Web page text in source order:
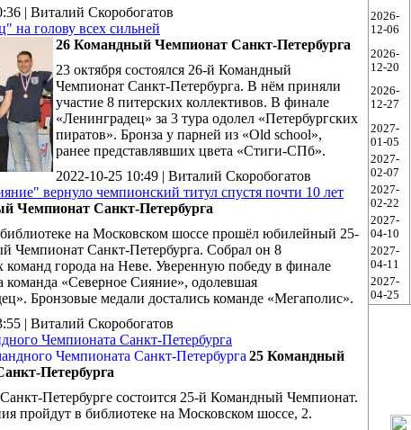
| Виталий Скоробогатов
на голову всех сильней
26 Командный Чемпионат Санкт-Петербурга
23 октября состоялся 26-й Командный
Чемпионат Санкт-Петербурга. В нём приняли
участие 8 питерских коллективов. В финале
«Ленинградец» за 3 тура одолел «Петербургских
пиратов». Бронза у парней из «Old school»,
ранее представлявших цвета «Стиги-СПб».
2022-10-25 10:49 | Виталий Скоробогатов
вернуло чемпионский титул спустя почти 10 лет
Чемпионат Санкт-Петербурга
библиотеке на Московском шоссе прошёл юбилейный 25-
Чемпионат Санкт-Петербурга. Собрал он 8
команд города на Неве. Уверенную победу в финале
команда «Северное Сияние», одолевшая
Бронзовые медали достались команде «Мегаполис».
| Виталий Скоробогатов
Чемпионата Санкт-Петербурга
25 Командный
Петербурга
Петербурге состоится 25-й Командный Чемпионат.
пройдут в библиотеке на Московском шоссе, 2.
2026-
12-06
2026-
12-20
2026-
12-27
2027-
01-05
2027-
02-07
2027-
02-22
2027-
04-10
2027-
04-11
2027-
04-25